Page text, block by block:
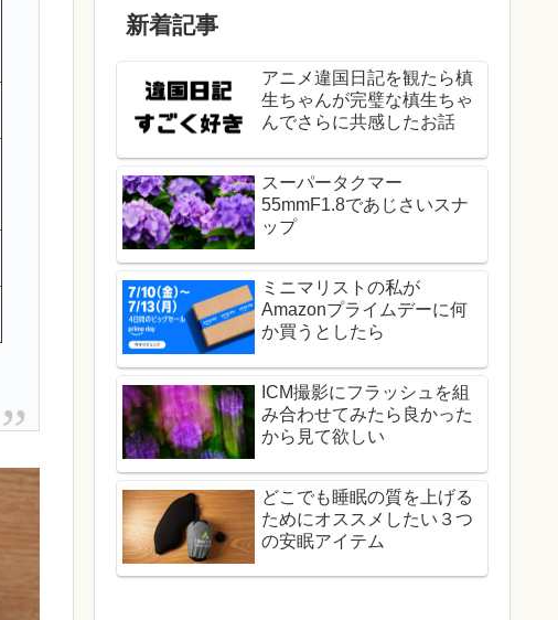
新着記事
アニメ違国日記を観たら槙
生ちゃんが完璧な槙生ちゃ
んでさらに共感したお話
スーパータクマー
55mmF1.8であじさいスナ
ップ
ミニマリストの私が
Amazonプライムデーに何
か買うとしたら
ICM撮影にフラッシュを組
み合わせてみたら良かった
から見て欲しい
どこでも睡眠の質を上げる
ためにオススメしたい３つ
の安眠アイテム